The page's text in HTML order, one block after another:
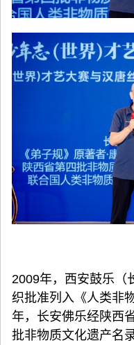
2009年，西安鼓乐（
织批准列入《人类非
年，长安佛乐经陕西
批非物质文化遗产名